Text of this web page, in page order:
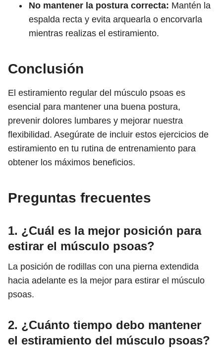
No mantener la postura correcta: Mantén la
espalda recta y evita arquearla o encorvarla
mientras realizas el estiramiento.
Conclusión
El estiramiento regular del músculo psoas es
esencial para mantener una buena postura,
prevenir dolores lumbares y mejorar nuestra
flexibilidad. Asegúrate de incluir estos ejercicios de
estiramiento en tu rutina de entrenamiento para
obtener los máximos beneficios.
Preguntas frecuentes
1. ¿Cuál es la mejor posición para
estirar el músculo psoas?
La posición de rodillas con una pierna extendida
hacia adelante es la mejor para estirar el músculo
psoas.
2. ¿Cuánto tiempo debo mantener
el estiramiento del músculo psoas?